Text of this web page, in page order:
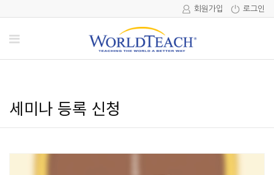
로그인
회원가입
세미나 등록 신청